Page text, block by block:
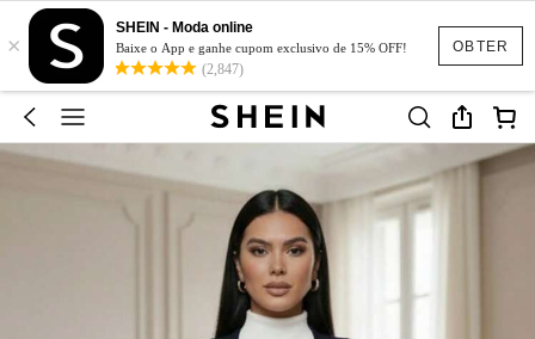
OBTER
×
SHEIN - Moda online
Baixe o App e ganhe cupom exclusivo de 15% OFF!
(2,847)